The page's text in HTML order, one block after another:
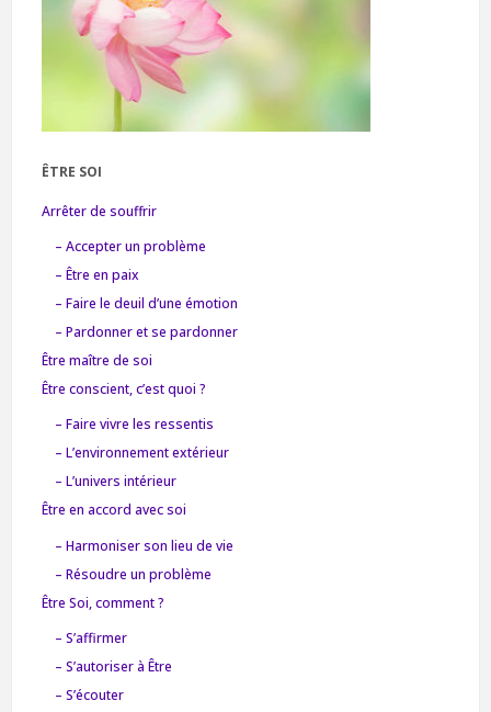
ÊTRE SOI
Arrêter de souffrir
– Accepter un problème
– Être en paix
– Faire le deuil d’une émotion
– Pardonner et se pardonner
Être maître de soi
Être conscient, c’est quoi ?
– Faire vivre les ressentis
– L’environnement extérieur
– L’univers intérieur
Être en accord avec soi
– Harmoniser son lieu de vie
– Résoudre un problème
Être Soi, comment ?
– S’affirmer
– S’autoriser à Être
– S’écouter